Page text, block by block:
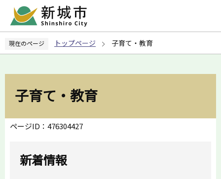
ペ
の
現在のページ トップページ 子育て・教育
子育て・教育
ページID：476304427
新着情報